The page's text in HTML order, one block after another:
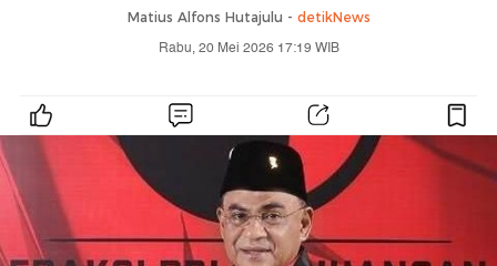
Matius Alfons Hutajulu - detikNews
Rabu, 20 Mei 2026 17:19 WIB